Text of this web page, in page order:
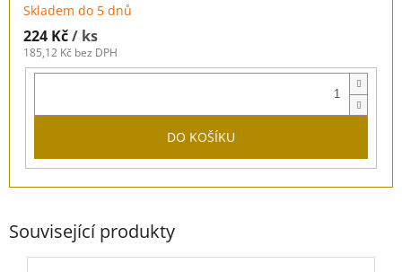
Skladem do 5 dnů
224 Kč/ ks
185,12 Kč bez DPH
DO KOŠÍKU
Související produkty